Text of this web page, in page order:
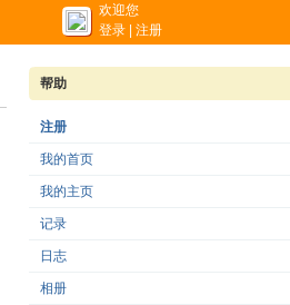
欢迎您
登录
注册
帮助
注册
我的首页
我的主页
记录
日志
相册